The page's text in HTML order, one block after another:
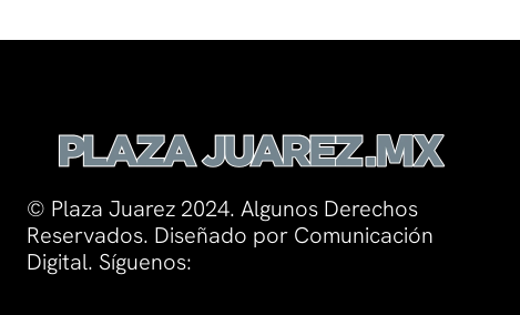
© Plaza Juarez 2024. Algunos Derechos
Reservados. Diseñado por Comunicación
Digital. Síguenos: